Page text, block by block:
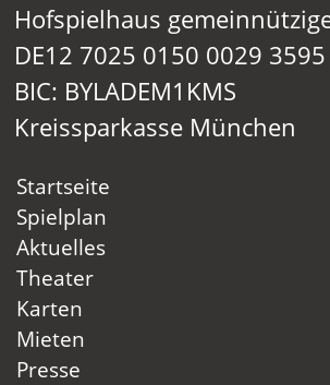
Hofspielhaus
DE12 7025 0150 0029
BIC: BYLADEM1KMS
Kreissparkasse München
Startseite
Spielplan
Aktuelles
Theater
Karten
Mieten
Presse